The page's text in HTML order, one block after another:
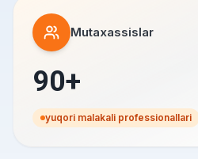
Mutaxassislar
90+
yuqori malakali professionallari